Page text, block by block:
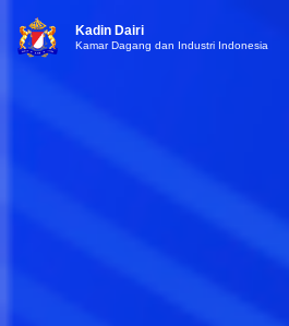
Kadin Dairi
Kamar Dagang dan Industri Indonesia